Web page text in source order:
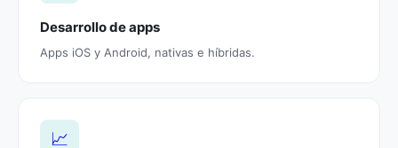
Desarrollo de apps
Apps iOS y Android, nativas e híbridas.
📈